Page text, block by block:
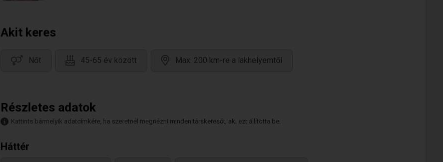
Akit keres
Nőt 45-65 év között Max. 200 km-re a lakhelyemtől
Részletes adatok
Kattints bármelyik adatcímkére, ha szeretnél megnézni minden társkeresőt, aki ezt állította be.
Háttér